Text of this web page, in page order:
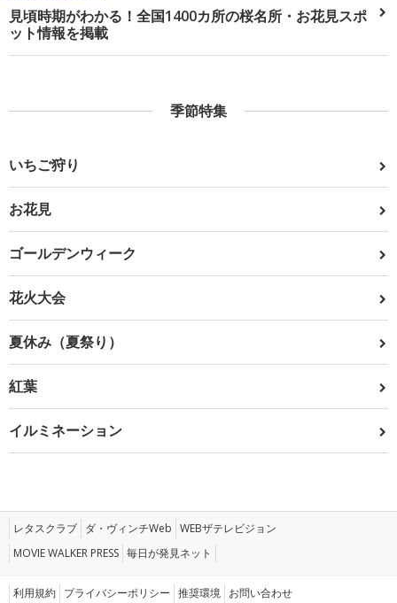
見頃時期がわかる！全国1400カ所の桜名所・お花見スポ
ット情報を掲載
季節特集
いちご狩り
お花見
ゴールデンウィーク
花火大会
夏休み（夏祭り）
紅葉
イルミネーション
レタスクラブ ダ・ヴィンチWeb WEBザテレビジョン
MOVIE WALKER PRESS 毎日が発見ネット
利用規約 プライバシーポリシー 推奨環境 お問い合わせ